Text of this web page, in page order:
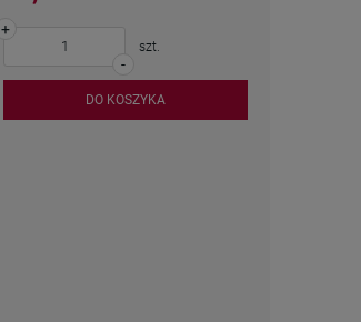
-
+
szt.
DO KOSZYKA